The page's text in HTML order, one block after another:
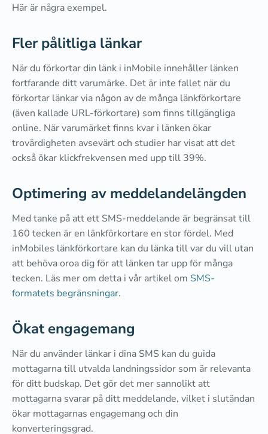
Här är några exempel.
Fler pålitliga länkar
När du förkortar din länk i inMobile innehåller länken
fortfarande ditt varumärke. Det är inte fallet när du
förkortar länkar via någon av de många länkförkortare
(även kallade URL-förkortare) som finns tillgängliga
online. När varumärket finns kvar i länken ökar
trovärdigheten avsevärt och studier har visat att det
också ökar klickfrekvensen med upp till 39%.
Optimering av meddelandelängden
Med tanke på att ett SMS-meddelande är begränsat till
160 tecken är en länkförkortare en stor fördel. Med
inMobiles länkförkortare kan du länka till var du vill utan
att behöva oroa dig för att länken tar upp för många
tecken. Läs mer om detta i vår artikel om SMS-
formatets begränsningar.
Ökat engagemang
När du använder länkar i dina SMS kan du guida
mottagarna till utvalda landningssidor som är relevanta
för ditt budskap. Det gör det mer sannolikt att
mottagarna svarar på ditt meddelande, vilket i slutändan
ökar mottagarnas engagemang och din
konverteringsgrad.